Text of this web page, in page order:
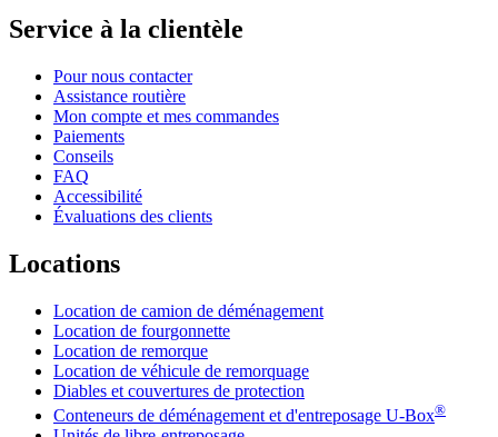
Service à la clientèle
Pour nous contacter
Assistance routière
Mon compte et mes commandes
Paiements
Conseils
FAQ
Accessibilité
Évaluations des clients
Locations
Location de camion de déménagement
Location de fourgonnette
Location de remorque
Location de véhicule de remorquage
Diables et couvertures de protection
Conteneurs de déménagement et d'entreposage U-Box®